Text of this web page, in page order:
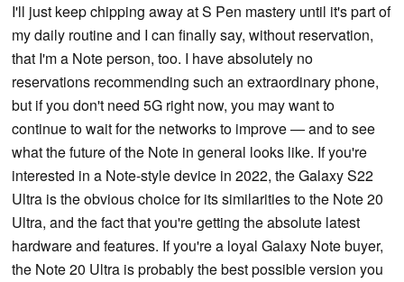
I'll just keep chipping away at S Pen mastery until it's part of
my daily routine and I can finally say, without reservation,
that I'm a Note person, too. I have absolutely no
reservations recommending such an extraordinary phone,
but if you don't need 5G right now, you may want to
continue to wait for the networks to improve — and to see
what the future of the Note in general looks like. If you're
interested in a Note-style device in 2022, the Galaxy S22
Ultra is the obvious choice for its similarities to the Note 20
Ultra, and the fact that you're getting the absolute latest
hardware and features. If you're a loyal Galaxy Note buyer,
the Note 20 Ultra is probably the best possible version you